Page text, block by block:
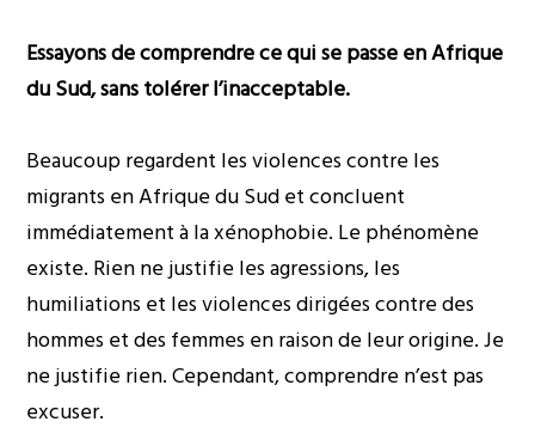
Essayons de comprendre ce qui se passe en Afrique
du Sud, sans tolérer l’inacceptable.
Beaucoup regardent les violences contre les
migrants en Afrique du Sud et concluent
immédiatement à la xénophobie. Le phénomène
existe. Rien ne justifie les agressions, les
humiliations et les violences dirigées contre des
hommes et des femmes en raison de leur origine. Je
ne justifie rien. Cependant, comprendre n’est pas
excuser.